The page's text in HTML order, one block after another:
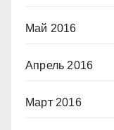
Май 2016
Апрель 2016
Март 2016